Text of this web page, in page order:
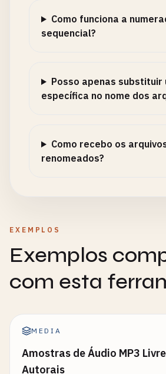
Como funciona a
sequencial?
Posso apenas substituir
específica no nome dos
Como recebo os
renomeados?
EXEMPLOS
Exemplos
com esta
MEDIA
Amostras de Áudio MP3
Autorais